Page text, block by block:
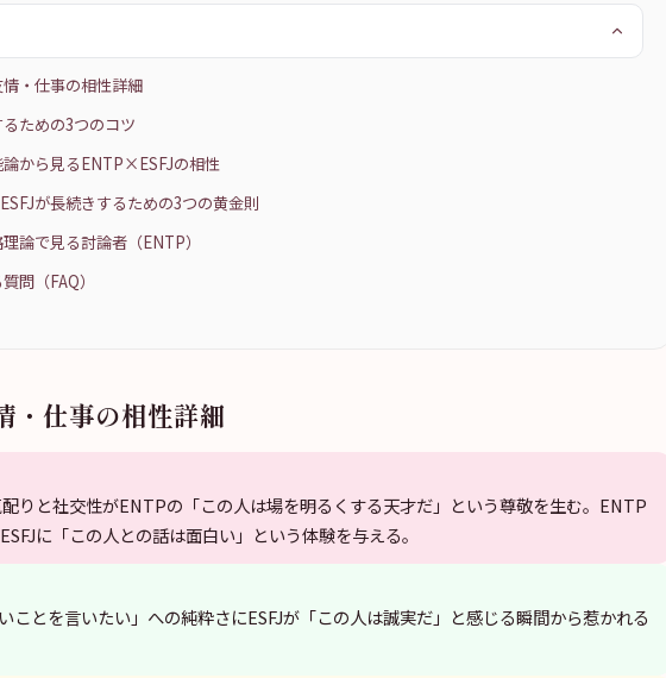
・仕事の相性詳細
ための3つのコツ
から見るENTP×ESFJの相性
が長続きするための3つの黄金則
論で見る討論者（ENTP）
問（FAQ）
・仕事の相性詳細
配りと社交性がENTPの「この人は場を明るくする天才だ」という尊敬を生む。ENTP
に「この人との話は面白い」という体験を与える。
ことを言いたい」への純粋さにESFJが「この人は誠実だ」と感じる瞬間から惹かれる